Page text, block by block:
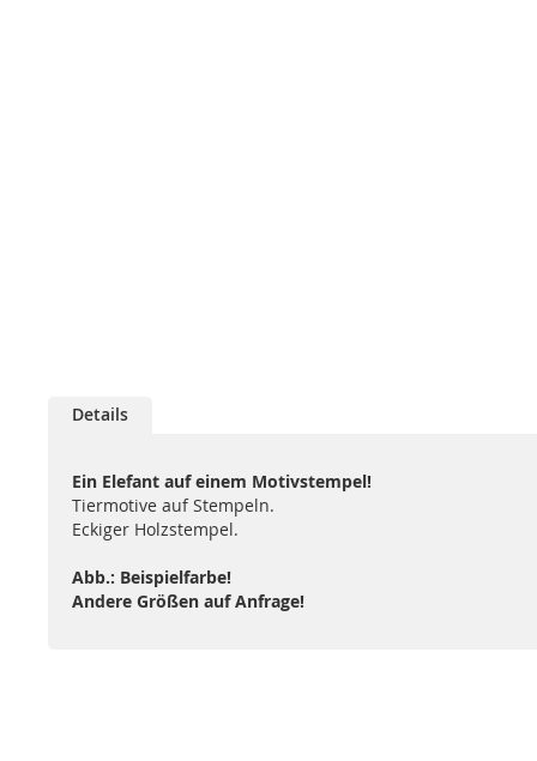
Details
Ein Elefant auf einem Motivstempel!
Tiermotive auf Stempeln.
Eckiger Holzstempel.
Abb.: Beispielfarbe!
Andere Größen auf Anfrage!